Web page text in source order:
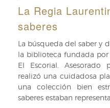
y
comienzo
texto
y
hechos
del
Carlos
V,
de
Prudencia
de
Sandoval.
La Regia
saberes
La búsqueda del saber y
la biblioteca fundada
El Escorial. Asesorado
realizó una cuidadosa
una colección bien
saberes estaban